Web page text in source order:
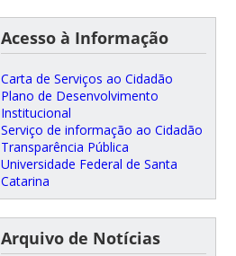
Acesso à Informação
Carta de Serviços ao Cidadão
Plano de Desenvolvimento
Institucional
Serviço de informação ao Cidadão
Transparência Pública
Universidade Federal de Santa
Catarina
Arquivo de Notícias